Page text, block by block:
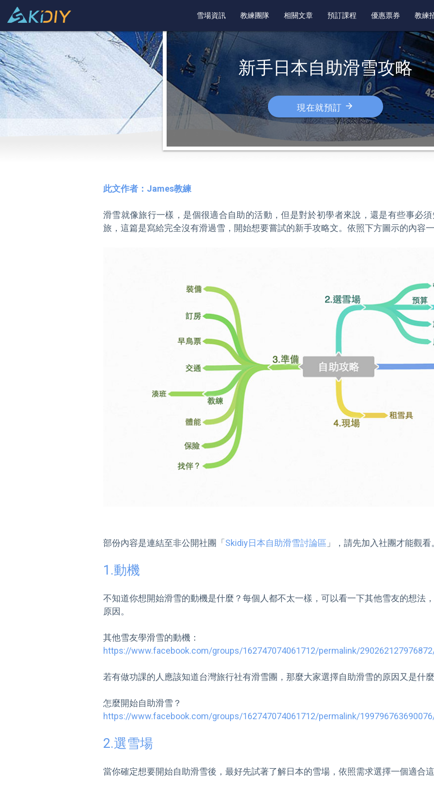
雪場資訊 教練團隊 相關文章 預訂課程 優惠票券 教練
新手日本自助滑雪攻略
現在就預訂 arrow_forward
此文作者：James教練
滑雪就像旅行一樣，是個很適合自助的活動，但是對於初學者來說，還是有些事必
旅，這篇是寫給完全沒有滑過雪，開始想要嘗試的新手攻略文。依照下方圖示的內容
部份內容是連結至非公開社團「Skidiy日本自助滑雪討論區
1.動機
不知道你想開始滑雪的動機是什麼？每個人都不太一樣，可以看一下其他雪友的想法
原因。
https://www.facebook.com/groups/162747074061712/permalink/
若有做功課的人應該知道台灣旅行社有滑雪團，那麼大家選擇自助滑雪的原因又是什
https://www.facebook.com/groups/162747074061712/permalink/
2.選雪場
當你確定想要開始自助滑雪後，最好先試著了解日本的雪場，依照需求選擇一個適合